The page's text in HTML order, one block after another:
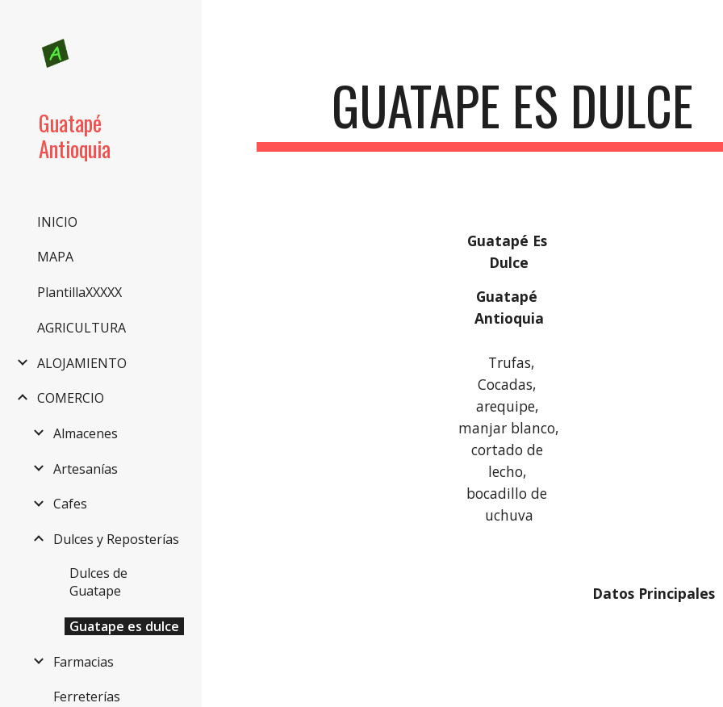
Guatapé
Antioquia
INICIO
MAPA
PlantillaXXXXX
AGRICULTURA
ALOJAMIENTO
COMERCIO
Almacenes
Artesanías
Cafes
Dulces y Reposterías
Dulces de
Guatape
Guatape es dulce
Farmacias
Ferreterías
GUATAPE ES DULCE
Guatapé Es
Dulce
Guatapé
Antioquia
Cocadas,
arequipe,
manjar blanco,
cortado de
lecho,
bocadillo de
uchuva
Datos Principales